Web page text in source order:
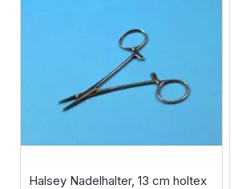
Halsey Nadelhalter, 13 cm holtex